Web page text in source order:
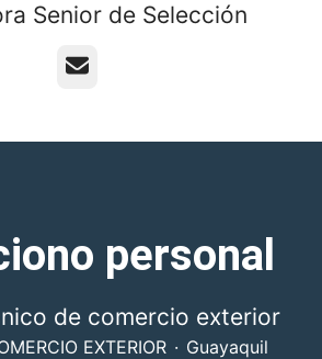
Senior de Selección
Correo electrónico
personal
de comercio exterior
EXTERIOR · Guayaquil